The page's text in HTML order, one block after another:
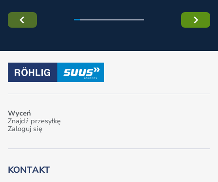
Wyceń
Znajdź przesyłkę
Zaloguj się
KONTAKT